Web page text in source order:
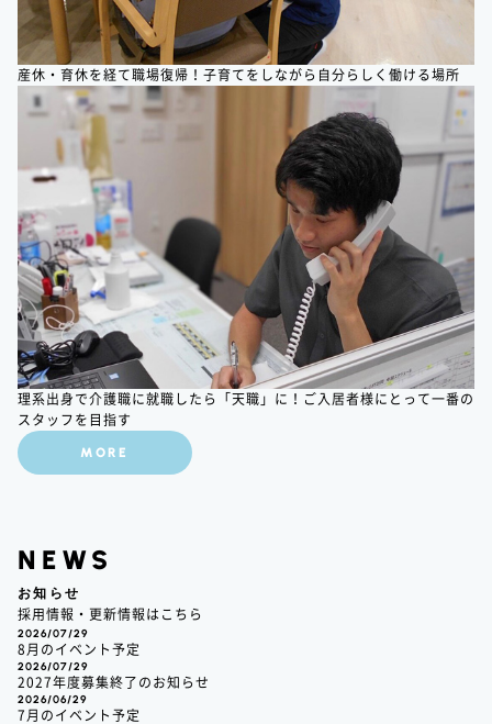
産休・育休を経て職場復帰！子育てをしながら自分らしく働ける場所
理系出身で介護職に就職したら「天職」に！ご入居者様にとって一番の
スタッフを目指す
MORE
NEWS
お知らせ
採用情報・更新情報はこちら
2026/07/29
8月のイベント予定
2026/07/29
2027年度募集終了のお知らせ
2026/06/29
7月のイベント予定